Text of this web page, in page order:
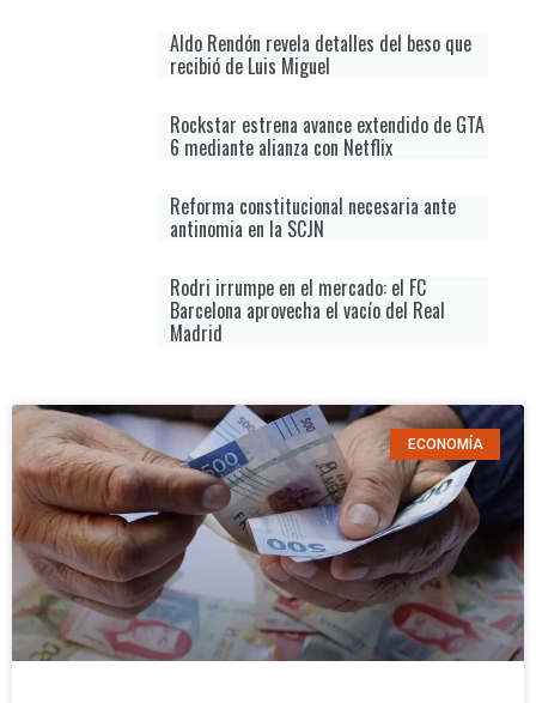
Aldo Rendón revela detalles del beso que
recibió de Luis Miguel
Rockstar estrena avance extendido de GTA
6 mediante alianza con Netflix
Reforma constitucional necesaria ante
antinomia en la SCJN
Rodri irrumpe en el mercado: el FC
Barcelona aprovecha el vacío del Real
Madrid
ECONOMÍA